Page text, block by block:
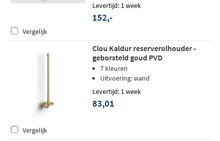
Levertijd: 1 week
152,-
Vergelijk
Clou Kaldur reserverolhouder -
geborsteld goud PVD
7 kleuren
Uitvoering: wand
Levertijd: 1 week
83,01
Vergelijk